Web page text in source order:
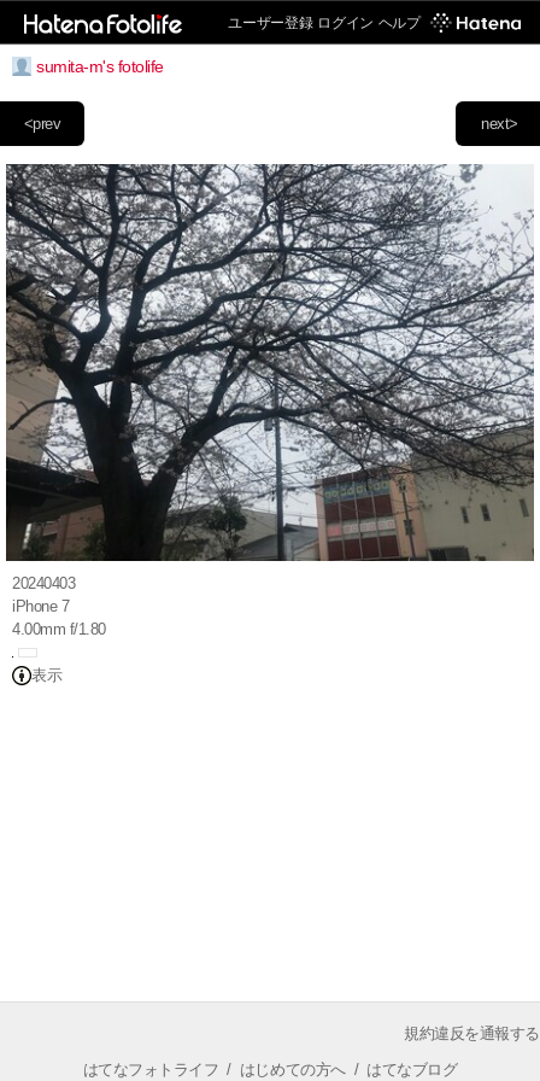
ユーザー登録 ログイン ヘルプ
sumita-m's fotolife
next>
<prev
20240403
iPhone 7
4.00mm f/1.80
表示
規約違反を通報する
はてなフォトライフ / はじめての方へ/ はてなブログ